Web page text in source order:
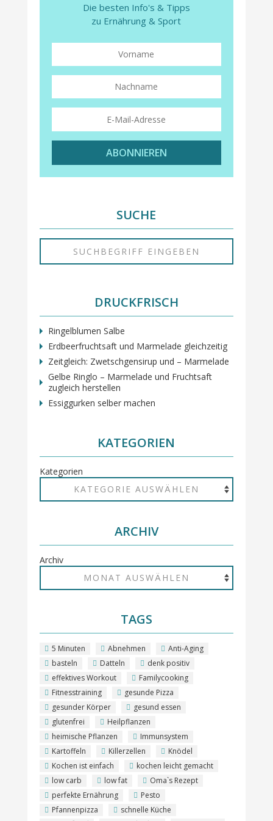
Die besten Info's & Tipps
zu Ernährung & Sport
ABONNIEREN
SUCHE
DRUCKFRISCH
Ringelblumen Salbe
Erdbeerfruchtsaft und Marmelade gleichzeitig
Zeitgleich: Zwetschgensirup und – Marmelade
Gelbe Ringlo – Marmelade und Fruchtsaft
zugleich herstellen
Essiggurken selber machen
KATEGORIEN
Kategorien
ARCHIV
Archiv
TAGS
5 Minuten Abnehmen
Anti-Aging
basteln
Datteln
denk positiv
effektives Workout
Familycooking
Fitnesstraining
gesunde Pizza
gesunder Körper
gesund essen
glutenfrei
Heilpflanzen
heimische Pflanzen
Immunsystem
Kartoffeln
Killerzellen
Knödel
Kochen ist einfach
kochen leicht gemacht
low carb
low fat
Oma`s Rezept
perfekte Ernährung
Pesto
Pfannenpizza
schnelle Küche